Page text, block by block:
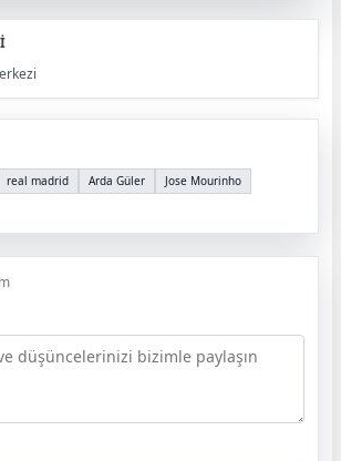
real madrid Arda Güler
Jose Mourinho